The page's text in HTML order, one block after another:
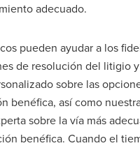
adecuado.
pueden ayudar a los
de resolución del litigio
sobre las
benéfica, así como
sobre la vía más
benéfica. Cuando el